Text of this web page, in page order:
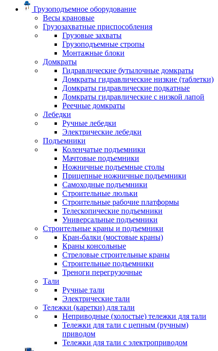
Грузоподъемное оборудование
Весы крановые
Грузозахватные приспособления
Грузовые захваты
Грузоподъемные стропы
Монтажные блоки
Домкраты
Гидравлические бутылочные домкраты
Домкраты гидравлические низкие (таблетки)
Домкраты гидравлические подкатные
Домкраты гидравлические с низкой лапой
Реечные домкраты
Лебедки
Ручные лебедки
Электрические лебедки
Подъемники
Коленчатые подъемники
Мачтовые подъемники
Ножничные подъемные столы
Прицепные ножничные подъемники
Самоходные подъемники
Строительные люльки
Строительные рабочие платформы
Телескопические подъемники
Универсальные подъемники
Строительные краны и подъемники
Кран-балки (мостовые краны)
Краны консольные
Стреловые строительные краны
Строительные подъемники
Треноги перегрузочные
Тали
Ручные тали
Электрические тали
Тележки (каретки) для тали
Неприводные (холостые) тележки для тали
Тележки для тали с цепным (ручным)
приводом
Тележки для тали с электроприводом